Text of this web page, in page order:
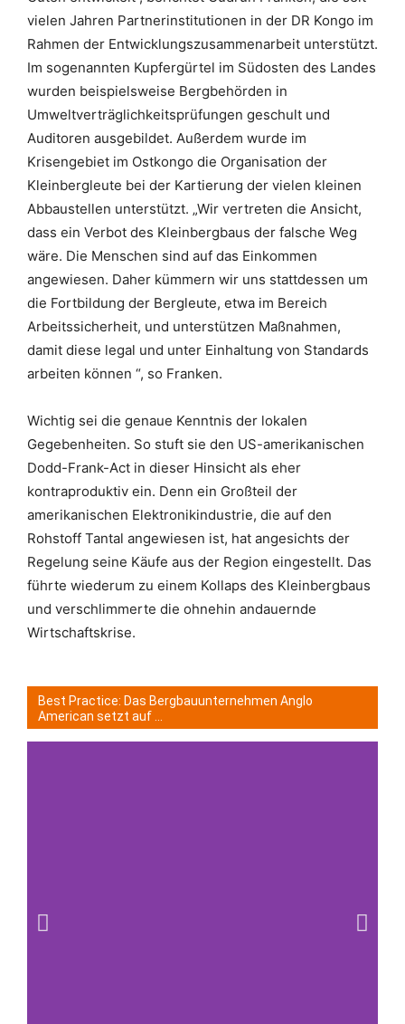
vielen Jahren Partnerinstitutionen in der DR Kongo im
Rahmen der Entwicklungszusammenarbeit unterstützt.
Im sogenannten Kupfergürtel im Südosten des Landes
wurden beispielsweise Bergbehörden in
Umweltverträglichkeitsprüfungen geschult und
Auditoren ausgebildet. Außerdem wurde im
Krisengebiet im Ostkongo die Organisation der
Kleinbergleute bei der Kartierung der vielen kleinen
Abbaustellen unterstützt. „Wir vertreten die Ansicht,
dass ein Verbot des Kleinbergbaus der falsche Weg
wäre. Die Menschen sind auf das Einkommen
angewiesen. Daher kümmern wir uns stattdessen um
die Fortbildung der Bergleute, etwa im Bereich
Arbeitssicherheit, und unterstützen Maßnahmen,
damit diese legal und unter Einhaltung von Standards
arbeiten können “, so Franken.
Wichtig sei die genaue Kenntnis der lokalen
Gegebenheiten. So stuft sie den US-amerikanischen
Dodd-Frank-Act in dieser Hinsicht als eher
kontraproduktiv ein. Denn ein Großteil der
amerikanischen Elektronikindustrie, die auf den
Rohstoff Tantal angewiesen ist, hat angesichts der
Regelung seine Käufe aus der Region eingestellt. Das
führte wiederum zu einem Kollaps des Kleinbergbaus
und verschlimmerte die ohnehin andauernde
Wirtschaftskrise.
Best Practice: Das Bergbauunternehmen Anglo
American setzt auf ...